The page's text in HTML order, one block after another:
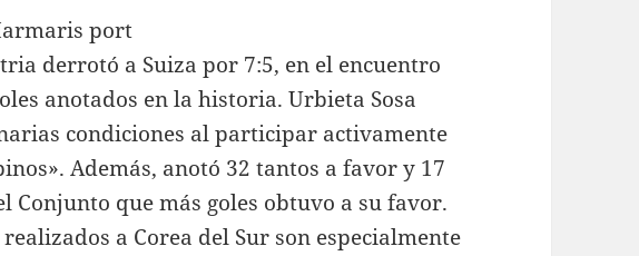
derrotó a Suiza por 7:5, en el encuentro
anotados en la historia. Urbieta Sosa
condiciones al participar activamente
Además, anotó 32 tantos a favor y 17
Conjunto que más goles obtuvo a su favor.
a Corea del Sur son especialmente